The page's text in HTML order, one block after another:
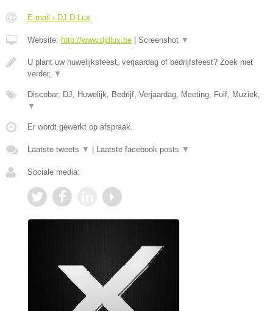
E-mail › DJ D-Lux
Website: http://www.djdlux.be | Screenshot ▼
U plant uw huwelijksfeest, verjaardag of bedrijfsfeest? Zoek niet
verder,
▼
Discobar, DJ, Huwelijk, Bedrijf, Verjaardag, Meeting, Fuif, Muziek,
▼
Er wordt gewerkt op afspraak.
Laatste tweets ▼ | Laatste facebook posts ▼
Sociale media: